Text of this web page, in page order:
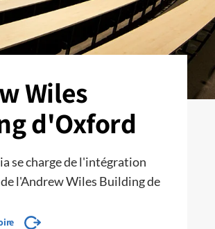
Wiles
d'Oxford
se charge de l'intégration
l'Andrew Wiles Building de